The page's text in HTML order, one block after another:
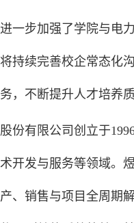
一步加强了学院与电
持续完善校企常态化
，不断提升人才培养
份有限公司创立于
开发与服务等领域。
、销售与项目全周期